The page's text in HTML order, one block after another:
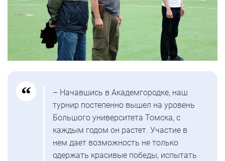
– Начавшись в Академгородке, наш
турнир постепенно вышел на уровень
Большого университета Томска, с
каждым годом он растет. Участие в
нем дает возможность не только
одержать красивые победы, испытать